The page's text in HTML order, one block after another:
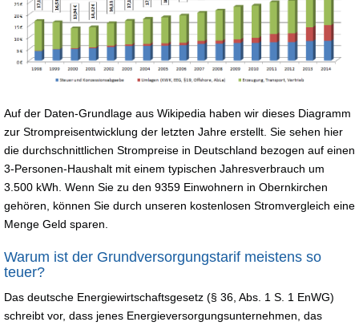
Auf der Daten-Grundlage aus Wikipedia haben wir dieses Diagramm
zur Strompreisentwicklung der letzten Jahre erstellt. Sie sehen hier
die durchschnittlichen Strompreise in Deutschland bezogen auf einen
3-Personen-Haushalt mit einem typischen Jahresverbrauch um
3.500 kWh. Wenn Sie zu den 9359 Einwohnern in Obernkirchen
gehören, können Sie durch unseren kostenlosen Stromvergleich eine
Menge Geld sparen.
Warum ist der Grundversorgungstarif meistens so
teuer?
Das deutsche Energiewirtschaftsgesetz (§ 36, Abs. 1 S. 1 EnWG)
schreibt vor, dass jenes Energieversorgungsunternehmen, das